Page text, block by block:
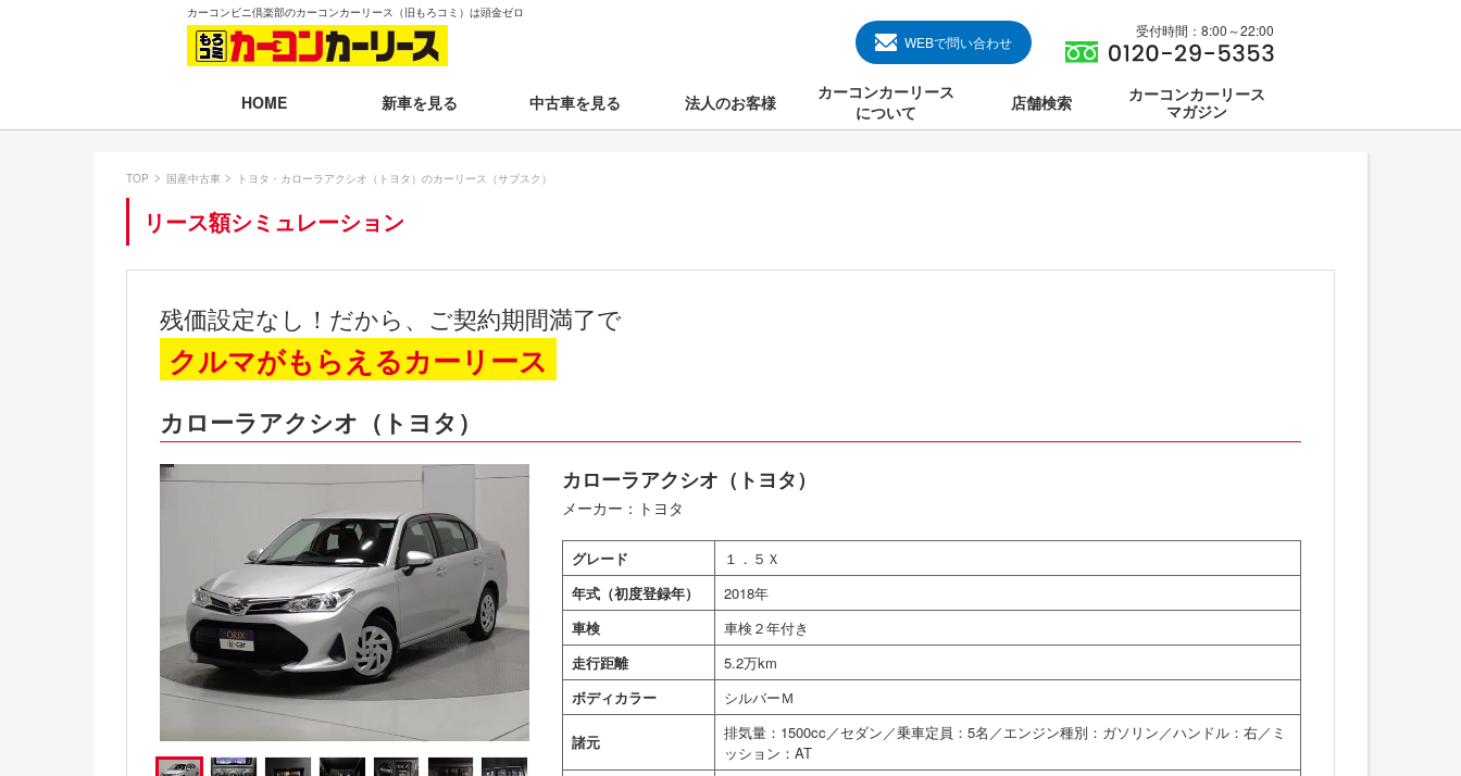
カーコンビニ倶楽部のカーコンカーリース（旧もろコミ）は頭金ゼロ
WEBで問い合わせ
受付時間：8:00～22:00
HOME 新車を見る
月々50,001円以上のクルマを見る
新車一覧から選ぶ
即納車（最短14日で納車）
残価設定プラン
電気自動車（EV）
福祉車両
ミニカー
中古車を見る 法人のお客様
カーコンカーリース
について
店舗検索
カーコンカーリース
マガジン
TOP 国産中古車 トヨタ・カローラアクシオ（トヨタ）のカーリース（サブスク）
リース額シミュレーション
残価設定なし！だから、ご契約期間満了で
クルマがもらえるカーリース
カローラアクシオ（トヨタ）
カローラアクシオ（トヨタ）
メーカー：トヨタ
グレード
１．５Ｘ
年式（初度登録年）
2018年
車検
車検２年付き
走行距離
5.2万km
ボディカラー
シルバーＭ
諸元
排気量：1500cc／セダン／乗車定員：5名／エンジン種別：ガソリン／ハンドル：右／ミ
ッション：AT